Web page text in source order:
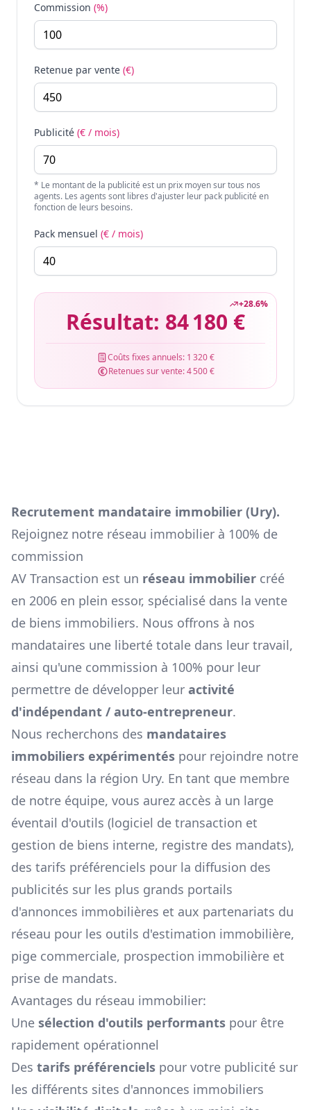
Commission (%)
Retenue par vente (€)
Publicité (€ / mois)
* Le montant de la publicité est un prix moyen sur tous nos
agents. Les agents sont libres d'ajuster leur pack publicité en
fonction de leurs besoins.
Pack mensuel (€ / mois)
+28.6%
Résultat: 84 180 €
Coûts fixes annuels: 1 320 €
Retenues sur vente:4 500 €
Recrutement mandataire immobilier (Ury).
Rejoignez notre réseau immobilier à 100% de
commission
AV Transaction est un réseau immobilier créé
en 2006 en plein essor, spécialisé dans la vente
de biens immobiliers. Nous offrons à nos
mandataires une liberté totale dans leur travail,
ainsi qu'une commission à 100% pour leur
permettre de développer leur activité
d'indépendant / auto-entrepreneur.
Nous recherchons des mandataires
immobiliers expérimentés pour rejoindre notre
réseau dans la région Ury. En tant que membre
de notre équipe, vous aurez accès à un large
éventail d'outils (logiciel de transaction et
gestion de biens interne, registre des mandats),
des tarifs préférenciels pour la diffusion des
publicités sur les plus grands portails
d'annonces immobilières et aux partenariats du
réseau pour les outils d'estimation immobilière,
pige commerciale, prospection immobilière et
prise de mandats.
Avantages du réseau immobilier:
Une sélection d'outils performants pour être
rapidement opérationnel
Des tarifs préférenciels pour votre publicité sur
les différents sites d'annonces immobiliers